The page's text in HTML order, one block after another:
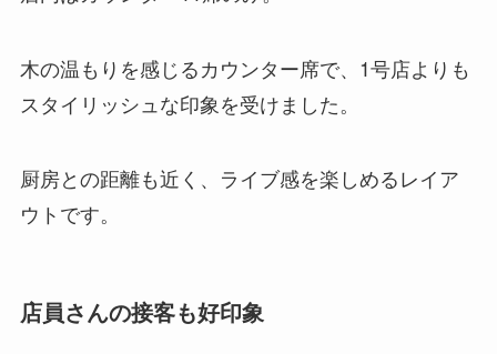
木の温もりを感じるカウンター席で、1号店よりも
スタイリッシュな印象を受けました。
厨房との距離も近く、ライブ感を楽しめるレイア
ウトです。
店員さんの接客も好印象